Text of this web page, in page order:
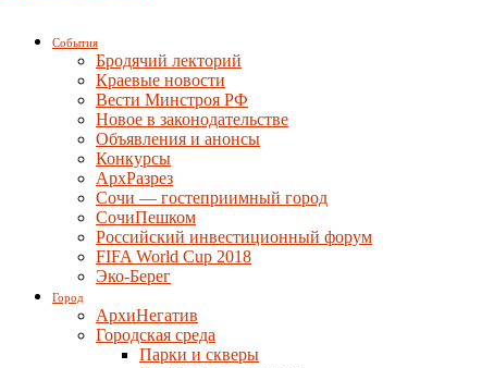
События
Бродячий лекторий
Краевые новости
Вести Минстроя РФ
Новое в законодательстве
Объявления и анонсы
Конкурсы
АрхРазрез
Сочи — гостеприимный город
СочиПешком
Российский инвестиционный форум
FIFA World Cup 2018
Эко-Берег
Город
АрхиНегатив
Городская среда
Парки и скверы